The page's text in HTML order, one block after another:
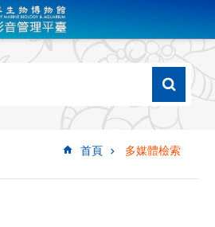
首頁 多媒體檢索